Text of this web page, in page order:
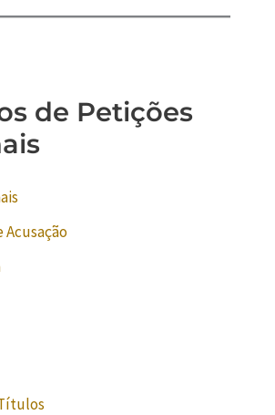
de Petições
Acusação